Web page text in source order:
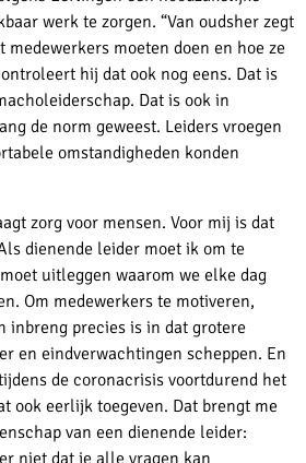
werk te zorgen. “Van oudsher zegt
moeten doen en hoe ze
hij dat ook nog eens. Dat is
Dat is ook in
de norm geweest. Leiders vroegen
omstandigheden konden
zorg voor mensen. Voor mij is dat
dienende leider moet ik om te
uitleggen waarom we elke dag
Om medewerkers te motiveren,
inbreng precies is in dat grotere
en eindverwachtingen scheppen. En
de coronacrisis voortdurend het
ook eerlijk toegeven. Dat brengt me
van een dienende leider: